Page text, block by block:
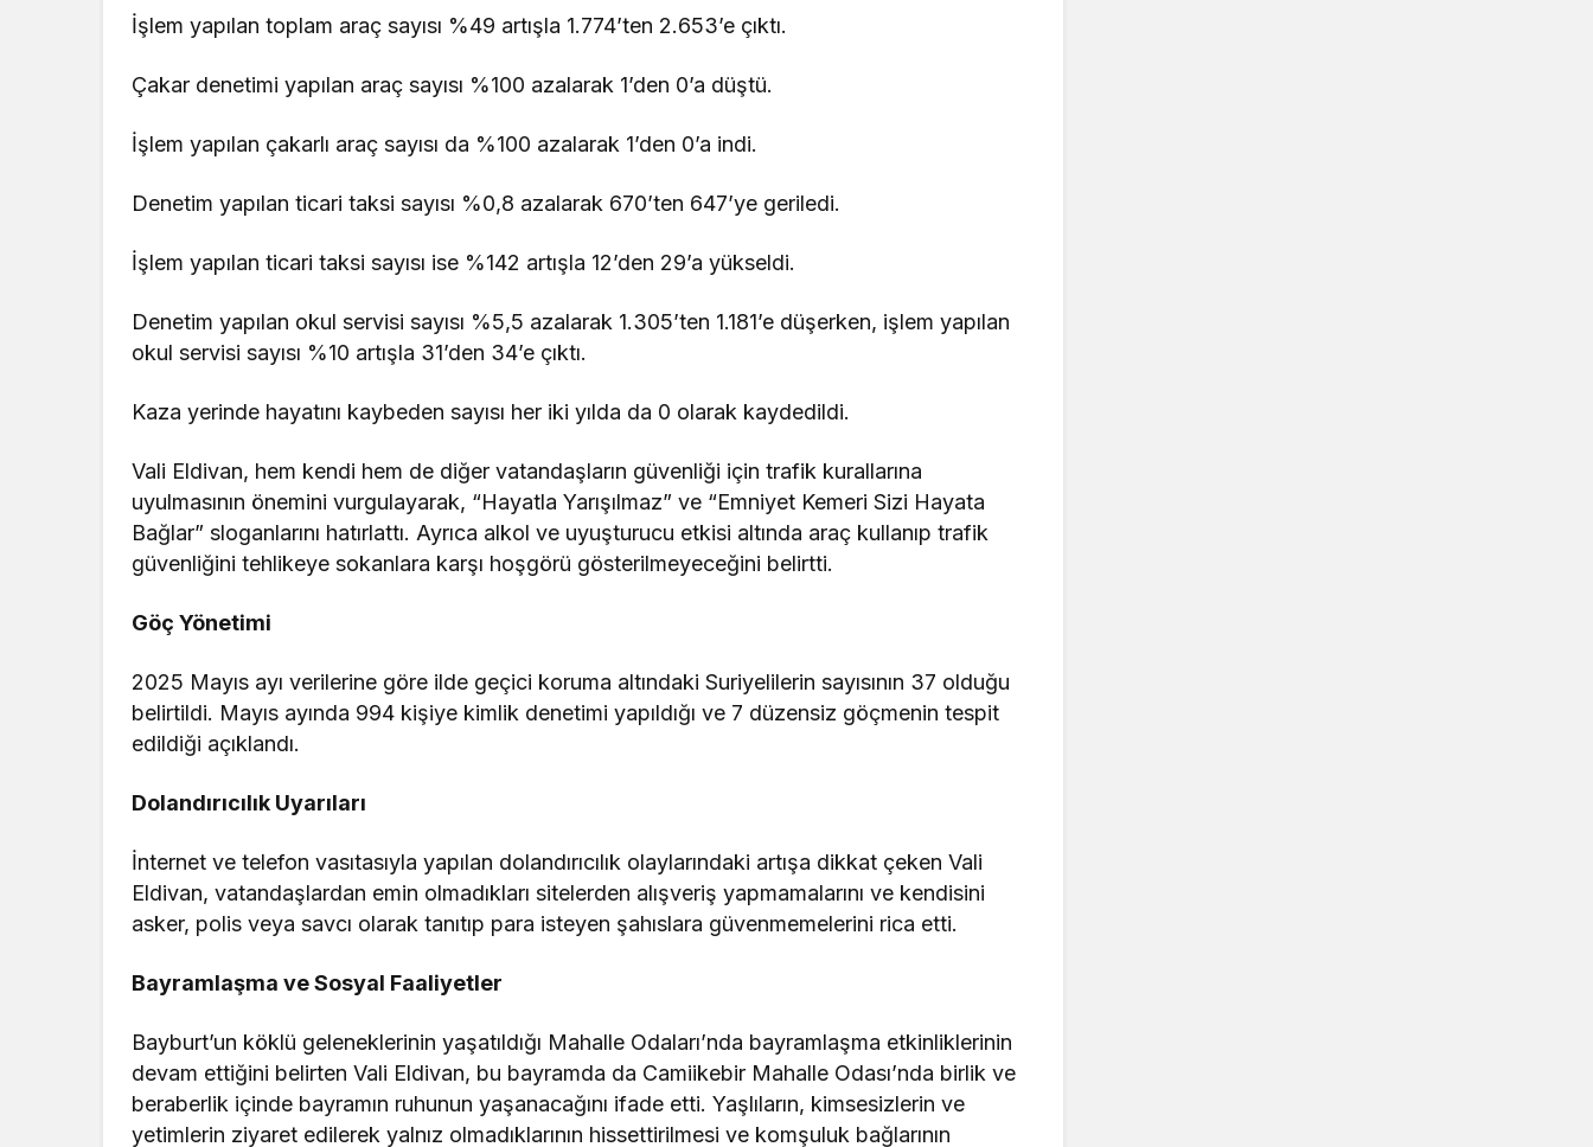
İşlem yapılan toplam araç sayısı %49 artışla 1.774’ten 2.653’e çıktı.
Çakar denetimi yapılan araç sayısı %100 azalarak 1’den 0’a düştü.
İşlem yapılan çakarlı araç sayısı da %100 azalarak 1’den 0’a indi.
Denetim yapılan ticari taksi sayısı %0,8 azalarak 670’ten 647’ye geriledi.
İşlem yapılan ticari taksi sayısı ise %142 artışla 12’den 29’a yükseldi.
Denetim yapılan okul servisi sayısı %5,5 azalarak 1.305’ten 1.181’e düşerken, işlem yapılan
okul servisi sayısı %10 artışla 31’den 34’e çıktı.
Kaza yerinde hayatını kaybeden sayısı her iki yılda da 0 olarak kaydedildi.
Vali Eldivan, hem kendi hem de diğer vatandaşların güvenliği için trafik kurallarına
uyulmasının önemini vurgulayarak, “Hayatla Yarışılmaz” ve “Emniyet Kemeri Sizi Hayata
Bağlar” sloganlarını hatırlattı. Ayrıca alkol ve uyuşturucu etkisi altında araç kullanıp trafik
güvenliğini tehlikeye sokanlara karşı hoşgörü gösterilmeyeceğini belirtti.
Göç Yönetimi
2025 Mayıs ayı verilerine göre ilde geçici koruma altındaki Suriyelilerin sayısının 37 olduğu
belirtildi. Mayıs ayında 994 kişiye kimlik denetimi yapıldığı ve 7 düzensiz göçmenin tespit
edildiği açıklandı.
Dolandırıcılık Uyarıları
İnternet ve telefon vasıtasıyla yapılan dolandırıcılık olaylarındaki artışa dikkat çeken Vali
Eldivan, vatandaşlardan emin olmadıkları sitelerden alışveriş yapmamalarını ve kendisini
asker, polis veya savcı olarak tanıtıp para isteyen şahıslara güvenmemelerini rica etti.
Bayramlaşma ve Sosyal Faaliyetler
Bayburt’un köklü geleneklerinin yaşatıldığı Mahalle Odaları’nda bayramlaşma etkinliklerinin
devam ettiğini belirten Vali Eldivan, bu bayramda da Camiikebir Mahalle Odası’nda birlik ve
beraberlik içinde bayramın ruhunun yaşanacağını ifade etti. Yaşlıların, kimsesizlerin ve
yetimlerin ziyaret edilerek yalnız olmadıklarının hissettirilmesi ve komşuluk bağlarının